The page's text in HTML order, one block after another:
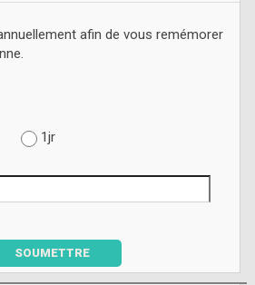
afin de vous remémorer
1jr
SOUMETTRE